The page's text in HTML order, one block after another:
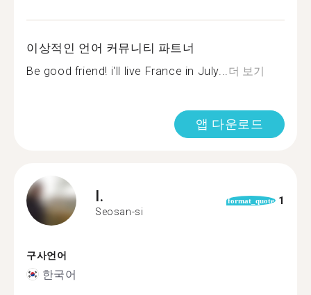
이상적인 언어 커뮤니티 파트너
Be good friend! i'll live France in July...더 보기
앱 다운로드
I.
Seosan-si
format_quote 1
구사언어
한국어